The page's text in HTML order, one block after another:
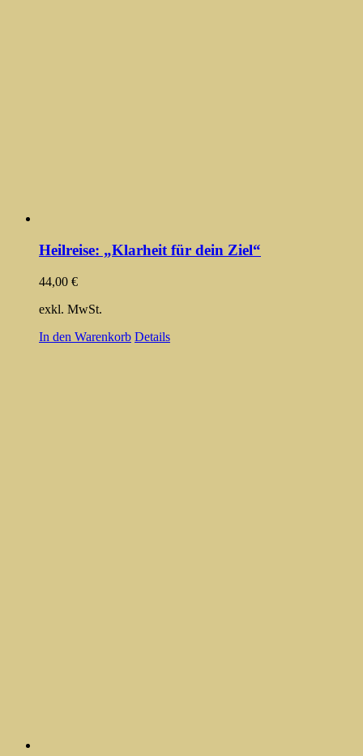
Heilreise: „Klarheit für dein Ziel“
44,00 €
exkl. MwSt.
In den Warenkorb Details